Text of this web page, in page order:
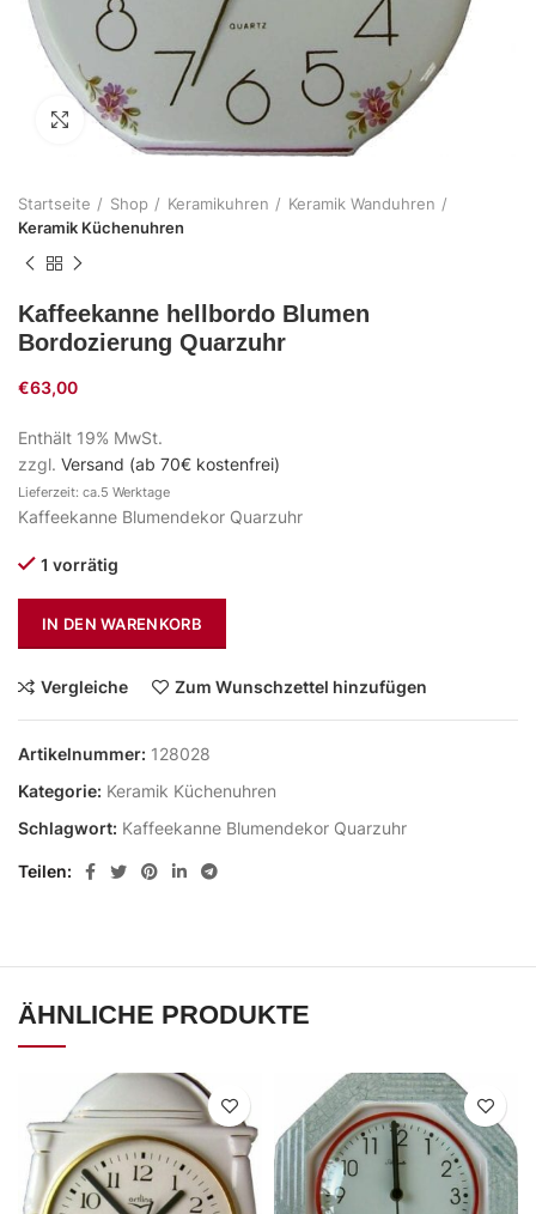
Zum Vergrößern klicken
Startseite Shop Keramikuhren
Keramik Wanduhren
Keramik Küchenuhren
Kaffeekanne hellbordo Blumen
Bordozierung Quarzuhr
€63,00
Enthält 19% MwSt.
zzgl. Versand (ab 70€ kostenfrei)
Lieferzeit: ca.5 Werktage
Kaffeekanne Blumendekor Quarzuhr
1 vorrätig
IN DEN WARENKORB
Vergleiche Zum Wunschzettel hinzufügen
Artikelnummer: 128028
Kategorie: Keramik Küchenuhren
Schlagwort: Kaffeekanne Blumendekor Quarzuhr
Teilen
ÄHNLICHE PRODUKTE